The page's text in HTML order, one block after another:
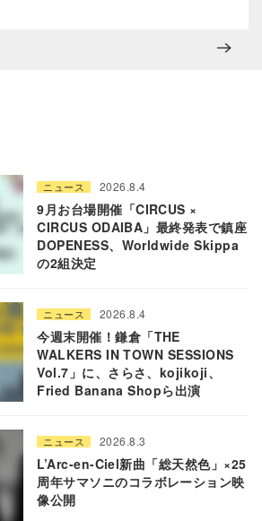
ニュース 2026.8.4
9月お台場開催「CIRCUS ×
CIRCUS ODAIBA」最終発表で鎮座
DOPENESS、Worldwide Skippa
の2組決定
ニュース 2026.8.4
今週末開催！鎌倉「THE
WALKERS IN TOWN SESSIONS
Vol.7」に、さらさ、kojikoji、
Fried Banana Shopら出演
ニュース 2026.8.3
L’Arc-en-Ciel新曲「総天然色」×25
周年サマソニのコラボレーション映
像公開